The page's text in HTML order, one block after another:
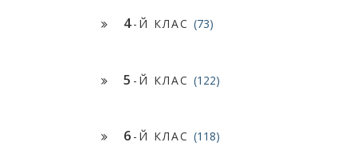
4-Й КЛАС (73)
5 -Й КЛАС (122)
6 -Й КЛАС (118)